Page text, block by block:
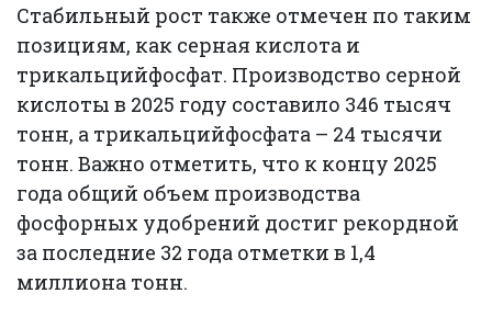
Стабильный рост также отмечен по таким
позициям, как серная кислота и
трикальцийфосфат. Производство серной
кислоты в 2025 году составило 346 тысяч
тонн, а трикальцийфосфата – 24 тысячи
тонн. Важно отметить, что к концу 2025
года общий объем производства
фосфорных удобрений достиг рекордной
за последние 32 года отметки в 1,4
миллиона тонн.